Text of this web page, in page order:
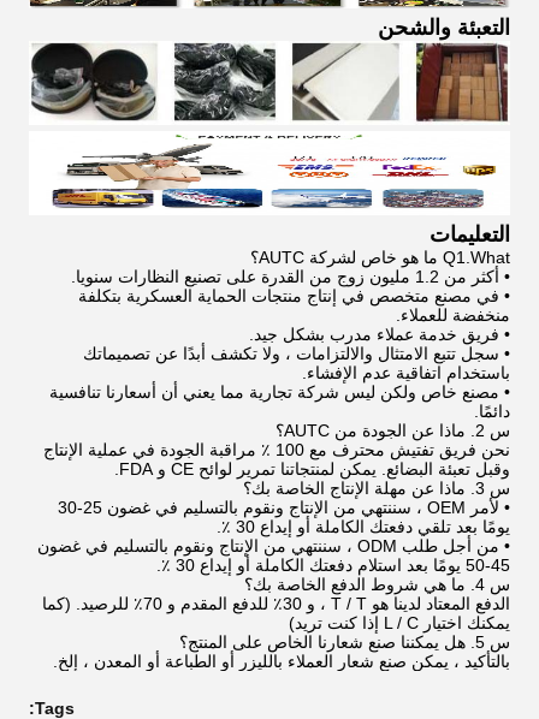
التعبئة والشحن
التعليمات
Q1.What ما هو خاص لشركة AUTC؟
• أكثر من 1.2 مليون زوج من القدرة على تصنيع النظارات سنويا.
• في مصنع متخصص في إنتاج منتجات الحماية العسكرية بتكلفة
منخفضة للعملاء.
• فريق خدمة عملاء مدرب بشكل جيد.
• سجل تتبع الامتثال والالتزامات ، ولا تكشف أبدًا عن تصميماتك
باستخدام اتفاقية عدم الإفشاء.
• مصنع خاص ولكن ليس شركة تجارية مما يعني أن أسعارنا تنافسية
دائمًا.
س 2. ماذا عن الجودة من AUTC؟
نحن فريق تفتيش محترف مع 100 ٪ مراقبة الجودة في عملية الإنتاج
وقبل تعبئة البضائع. يمكن لمنتجاتنا تمرير لوائح CE و FDA.
س 3. ماذا عن مهلة الإنتاج الخاصة بك؟
• لأمر OEM ، سننتهي من الإنتاج ونقوم بالتسليم في غضون 25-30
يومًا بعد تلقي دفعتك الكاملة أو إيداع 30 ٪.
• من أجل طلب ODM ، سننتهي من الإنتاج ونقوم بالتسليم في غضون
45-50 يومًا بعد استلام دفعتك الكاملة أو إيداع 30 ٪.
س 4. ما هي شروط الدفع الخاصة بك؟
الدفع المعتاد لدينا هو T / T ، و 30٪ للدفع المقدم و 70٪ للرصيد. (كما
يمكنك اختيار L / C إذا كنت تريد)
س 5. هل يمكننا صنع شعارنا الخاص على المنتج؟
بالتأكيد ، يمكن صنع شعار العملاء بالليزر أو الطباعة أو المعدن ، إلخ.
Tags: